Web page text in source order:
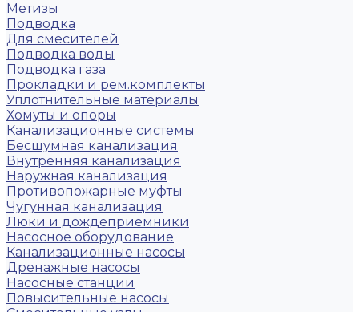
Метизы
Подводка
Для смесителей
Подводка воды
Подводка газа
Прокладки и рем.комплекты
Уплотнительные материалы
Хомуты и опоры
Канализационные системы
Бесшумная канализация
Внутренняя канализация
Наружная канализация
Противопожарные муфты
Чугунная канализация
Люки и дождеприемники
Насосное оборудование
Канализационные насосы
Дренажные насосы
Насосные станции
Повысительные насосы